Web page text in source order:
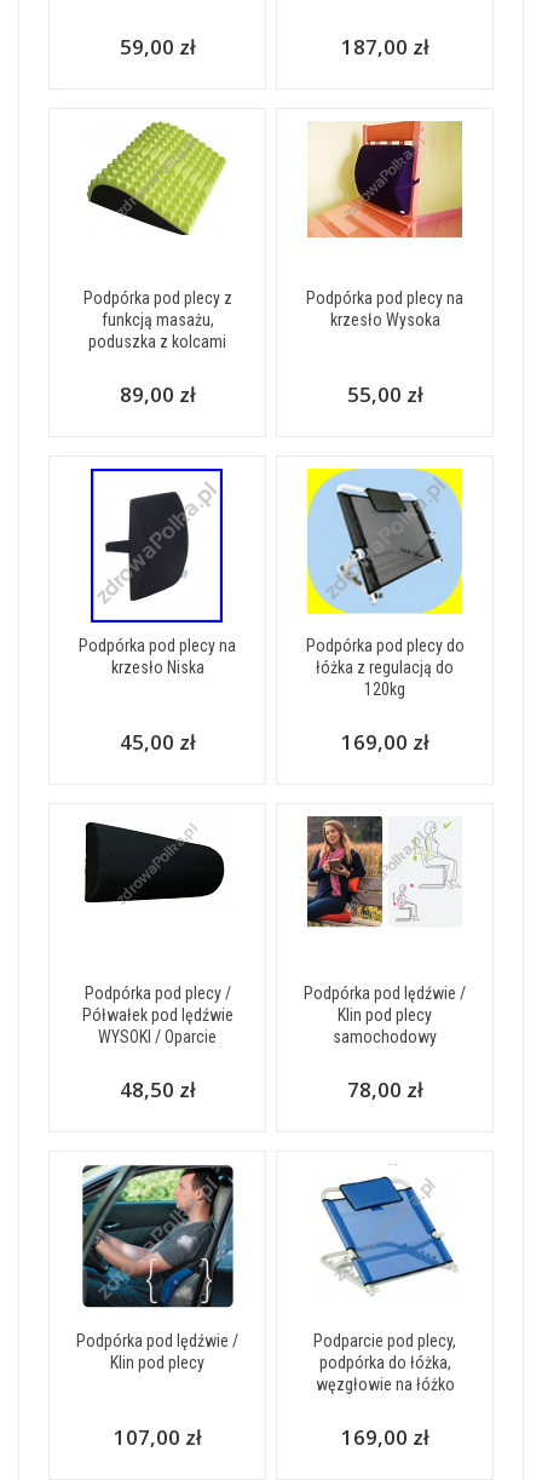
59,00 zł 187,00 zł
Podpórka pod plecy z
funkcją masażu,
poduszka z kolcami
89,00 zł
Podpórka pod plecy na
krzesło Wysoka
55,00 zł
Podpórka pod plecy na
krzesło Niska
45,00 zł
Podpórka pod plecy do
łóżka z regulacją do
120kg
169,00 zł
Podpórka pod plecy /
Półwałek pod lędźwie
WYSOKI / Oparcie
48,50 zł
Podpórka pod lędźwie /
Klin pod plecy
samochodowy
78,00 zł
Podpórka pod lędźwie /
Klin pod plecy
107,00 zł
Podparcie pod plecy,
podpórka do łóżka,
węzgłowie na łóżko
169,00 zł